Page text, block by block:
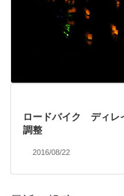
ロードバイク ディレ
調整
2016/08/22